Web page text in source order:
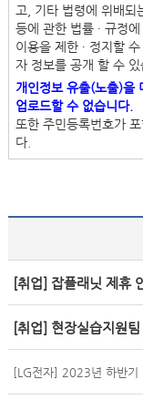
고, 기타 법령에 위배되
등에 관한 법률 ∙ 규정
이용을 제한 ∙ 정지할
자 정보를 공개 할 수 있
개인정보 유출(노출)을
업로드할 수 없습니다.
또한 주민등록번호가
다.
[취업] 잡플래닛 제휴
[취업] 현장실습지원팀
[LG전자] 2023년 하반